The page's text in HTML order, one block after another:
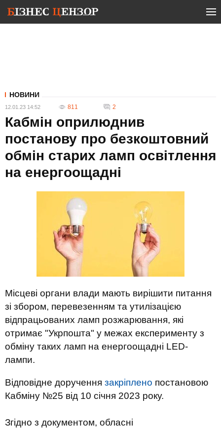
НОВИНИ
12.01.23 14:52 811 2
Кабмін оприлюднив
постанову про безкоштовний
обмін старих ламп освітлення
на енергоощадні
Місцеві органи влади мають вирішити питання
зі збором, перевезенням та утилізацією
відпрацьованих ламп розжарювання, які
отримає "Укрпошта" у межах експерименту з
обміну таких ламп на енергоощадні LED-
лампи.
Відповідне доручення закріплено постановою
Кабміну №25 від 10 січня 2023 року.
Згідно з документом, обласні